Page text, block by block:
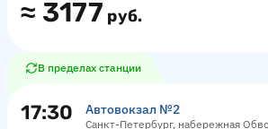
≈ 3177 руб.
В пределах станции
17:30 Автовокзал №2
Санкт-Петербург, набережная